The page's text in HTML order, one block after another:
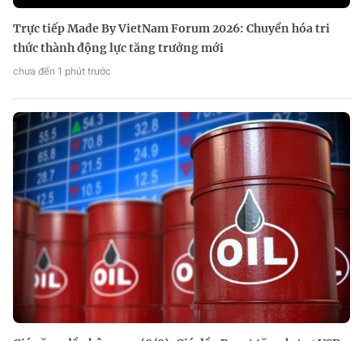
Trực tiếp Made By VietNam Forum 2026: Chuyển hóa tri
thức thành động lực tăng trưởng mới
chưa đến 1 phút trước